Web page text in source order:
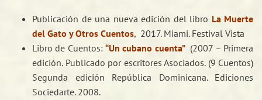
Publicación de una nueva edición del libro La Muerte
del Gato y Otros Cuentos, 2017. Miami. Festival Vista
Libro de Cuentos: “Un cubano cuenta”(2007 – Primera
edición. Publicado por escritores Asociados. (9 Cuentos)
Segunda edición República Dominicana. Ediciones
Sociedarte. 2008.